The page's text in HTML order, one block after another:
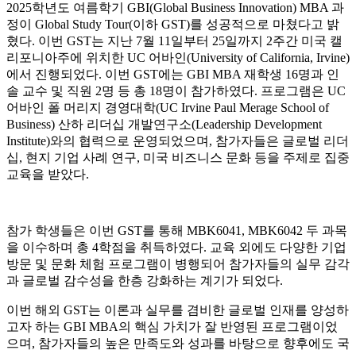
2025학년도 여름학기 GBI(Global Business Innovation) MBA 과
정이 Global Study Tour(이하 GST)를 성공적으로 마쳤다고 밝
혔다. 이번 GST는 지난 7월 11일부터 25일까지 2주간 미국 캘
리포니아주에 위치한 UC 어바인(University of California, Irvine)
에서 진행되었다. 이번 GST에는 GBI MBA 재학생 16명과 인
솔 교수 및 직원 2명 등 총 18명이 참가하였다. 프로그램은 UC
어바인 폴 머리지 경영대학(UC Irvine Paul Merage School of
Business) 산하 리더십 개발연구소(Leadership Development
Institute)와의 협력으로 운영되었으며, 참가자들은 글로벌 리더
십, 현지 기업 사례 연구, 미국 비즈니스 문화 등을 주제로 집중
교육을 받았다.
참가 학생들은 이번 GST를 통해 MBK6041, MBK6042 두 과목
을 이수하며 총 4학점을 취득하였다. 교육 외에도 다양한 기업
방문 및 문화 체험 프로그램이 병행되어 참가자들의 실무 감각
과 글로벌 감수성을 한층 강화하는 계기가 되었다.
이번 해외 GST는 이론과 실무를 겸비한 글로벌 인재를 양성하
고자 하는 GBI MBA의 핵심 가치가 잘 반영된 프로그램이었
으며, 참가자들의 높은 만족도와 성과를 바탕으로 향후에도 국